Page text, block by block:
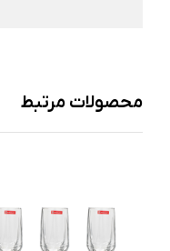
محصولات مرتبط